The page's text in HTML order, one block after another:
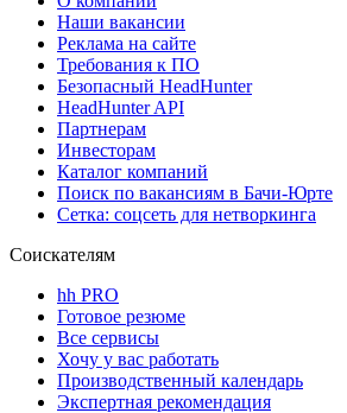
Наши вакансии
Реклама на сайте
Требования к ПО
Безопасный HeadHunter
HeadHunter API
Партнерам
Инвесторам
Каталог компаний
Поиск по вакансиям в Бачи-Юрте
Сетка: соцсеть для нетворкинга
Соискателям
hh PRO
Готовое резюме
Все сервисы
Хочу у вас работать
Производственный календарь
Экспертная рекомендация